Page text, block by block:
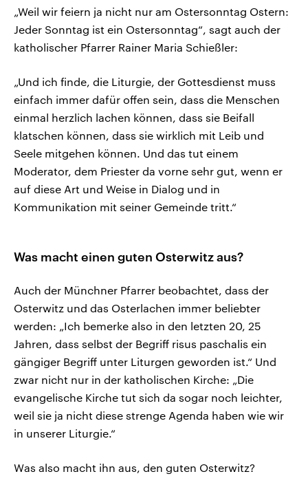
„Weil wir feiern ja nicht nur am Ostersonntag Ostern:
Jeder Sonntag ist ein Ostersonntag“, sagt auch der
katholischer Pfarrer Rainer Maria Schießler:
„Und ich finde, die Liturgie, der Gottesdienst muss
einfach immer dafür offen sein, dass die Menschen
einmal herzlich lachen können, dass sie Beifall
klatschen können, dass sie wirklich mit Leib und
Seele mitgehen können. Und das tut einem
Moderator, dem Priester da vorne sehr gut, wenn er
auf diese Art und Weise in Dialog und in
Kommunikation mit seiner Gemeinde tritt.“
Was macht einen guten Osterwitz aus?
Auch der Münchner Pfarrer beobachtet, dass der
Osterwitz und das Osterlachen immer beliebter
werden: „Ich bemerke also in den letzten 20, 25
Jahren, dass selbst der Begriff risus paschalis ein
gängiger Begriff unter Liturgen geworden ist.“ Und
zwar nicht nur in der katholischen Kirche: „Die
evangelische Kirche tut sich da sogar noch leichter,
weil sie ja nicht diese strenge Agenda haben wie wir
in unserer Liturgie.“
Was also macht ihn aus, den guten Osterwitz?